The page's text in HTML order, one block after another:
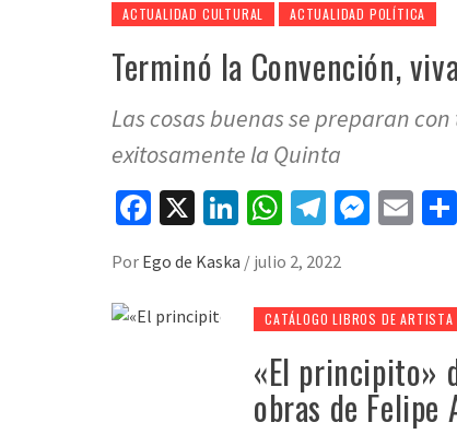
ACTUALIDAD CULTURAL ACTUALIDAD POLÍTICA
Terminó la Convención,
Las cosas buenas se preparan
exitosamente la Quinta
Facebook
X LinkedIn
WhatsApp
Telegram
Por Ego de Kaska / julio 2, 2022
CATÁLOGO LIBROS DE ARTISTA
«El principito»
obras de